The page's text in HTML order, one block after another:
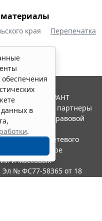
материалы
края Перепечатка
данных в
.
Система ГАРАНТ
"Гарант" и ее партнеры
ассоциации правовой
в качестве сетевого
надзору в сфере
и массовых
Эл № ФС77-58365 от 18